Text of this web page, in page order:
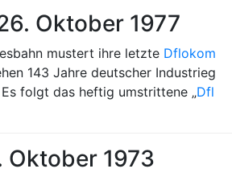
Oktober 1977
mustert ihre letzte Dflokom
143 Jahre deutscher Industrieg
folgt das heftig umstrittene „Dfl
Oktober 1973